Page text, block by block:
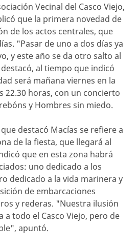
Vecinal del Casco Viejo,
que la primera novedad de
de los actos centrales, que
"Pasar de uno a dos días ya
y este año se da otro salto al
al tiempo que indicó
será mañana viernes en la
22.30 horas, con un concierto
y Hombres sin miedo.
destacó Macías se refiere a
de la fiesta, que llegará al
que en esta zona habrá
uno dedicado a los
dedicado a la vida marinera y
de embarcaciones
y rederas. "Nuestra ilusión
a todo el Casco Viejo, pero de
apuntó.